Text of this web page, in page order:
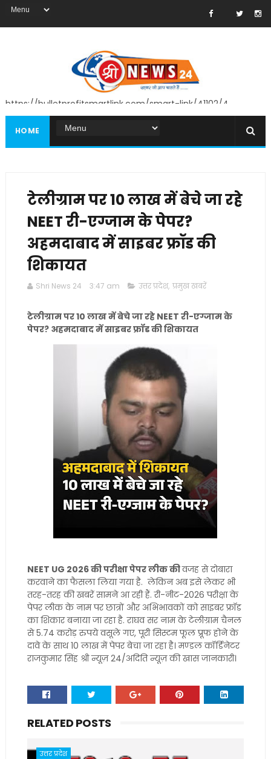
https://bulletprofitsmartlink.com/smart-link/41102/4
HOME
टेलीग्राम पर 10 लाख में बेचे जा रहे
NEET री-एग्जाम के पेपर?
अहमदाबाद में साइबर फ्रॉड की
शिकायत
Shri News 24 3:47 am उत्तर प्रदेश, प्रमुख खबरें
टेलीग्राम पर 10 लाख में बेचे जा रहे NEET री-एग्जाम के
पेपर? अहमदाबाद में साइबर फ्रॉड की शिकायत
NEET UG 2026 की परीक्षा पेपर लीक कीवजह से दोबारा
करवाने का फैसला लिया गया है. लेकिन अब इसे लेकर भी
तरह-तरह की खबरें सामने आ रही हैं. री-नीट-2026 परीक्षा के
पेपर लीक के नाम पर छात्रों और अभिभावकों को साइबर फ्रॉड
का शिकार बनाया जा रहा है. राघव सर नाम के टेलीग्राम चैनल
से 5.74 करोड़ रुपये वसूले गए, पूरी सिस्टम फूल प्रूफ होने के
दावे के साथ 10 लाख में पेपर बेचा जा रहा है। मण्डल कॉर्डिनेटर
राजकुमार सिंह श्री न्यूज़ 24/अदिति न्यूज़ की खास जानकारी।
RELATED POSTS
उत्तर प्रदेश